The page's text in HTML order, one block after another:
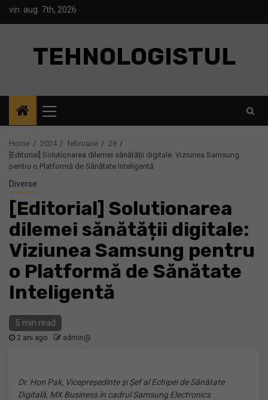
Skipvin. aug. 7th, 2026
TEHNOLOGISTUL
Menu
Home 2024 februarie
28
[Editorial] Solutionarea dilemei sănătății digitale: Viziunea Samsung
pentru o Platformă de Sănătate Inteligentă
Diverse
[Editorial] Solutionarea
dilemei sănătății digitale:
Viziunea Samsung pentru
o Platformă de Sănătate
Inteligentă
5 min read
2 ani ago admin@
Dr. Hon Pak, Vicepreședinte și Șef al Echipei de Sănătate
Digitală, MX Business în cadrul Samsung Electronics